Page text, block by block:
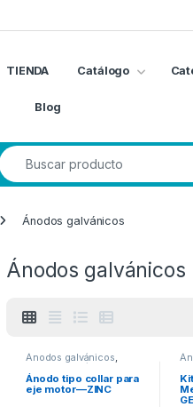
TIENDA Catálogo
Blog
Search for:
Ánodos galvánicos
Ánodos galvánicos
Ánodos galvánicos,
Anodos galvánicos
Ánodo tipo collar para
eje motor—ZINC